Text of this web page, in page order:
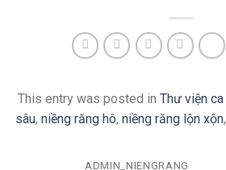
This entry was posted in Thư viện ca
sâu, niềng răng hô, niềng răng lộn xộn,
ADMIN_NIENGRANG